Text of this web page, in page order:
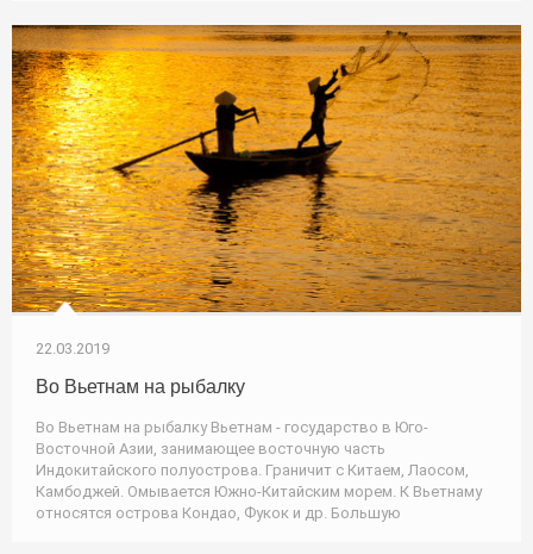
22.03.2019
Во Вьетнам на рыбалку
Во Вьетнам на рыбалку Вьетнам - государство в Юго-
Восточной Азии, занимающее восточную часть
Индокитайского полуострова. Граничит с Китаем, Лаосом,
Камбоджей. Омывается Южно-Китайским морем. К Вьетнаму
относятся острова Кондао, Фукок и др. Большую